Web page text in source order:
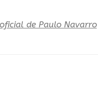
de Paulo Navarro